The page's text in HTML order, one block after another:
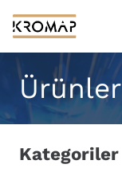
Kategoriler